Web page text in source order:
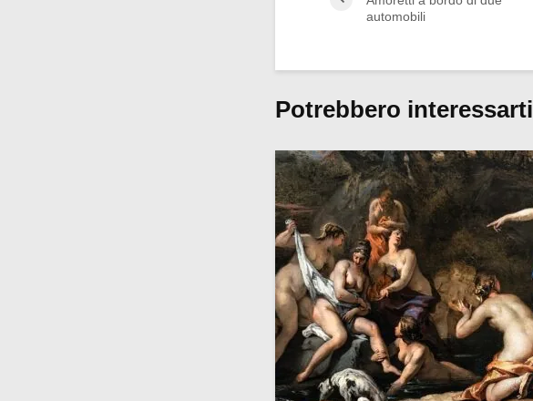
automobili
Potrebbero interessarti